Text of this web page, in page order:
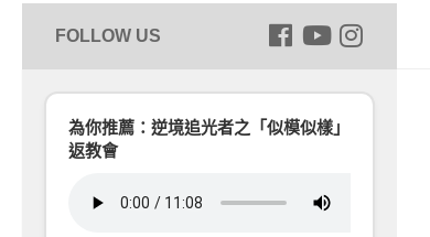
為你推薦：逆境追光者之「似模似樣」
返教會